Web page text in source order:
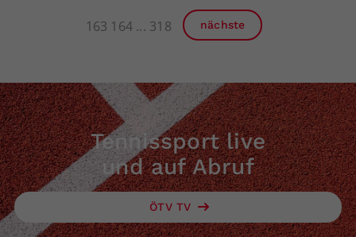
163 164 318 nächste
Tennissport live
und auf Abruf
ÖTV TV